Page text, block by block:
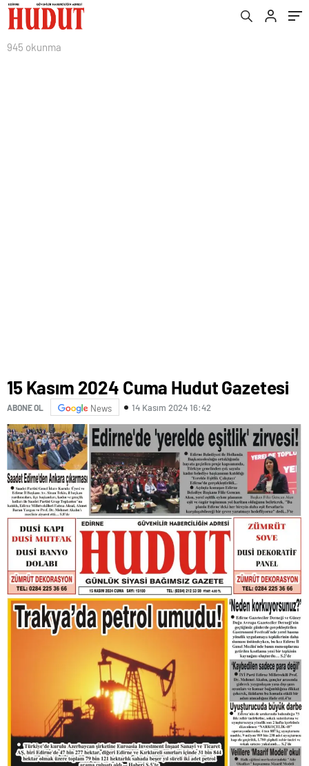
945 okunma
15 Kasım 2024 Cuma Hudut Gazetesi
ABONE OL News 14 Kasım 2024 16:42